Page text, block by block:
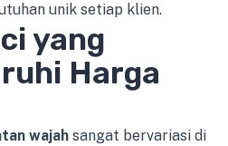
unik setiap klien.
yang
Harga
wajah sangat bervariasi di